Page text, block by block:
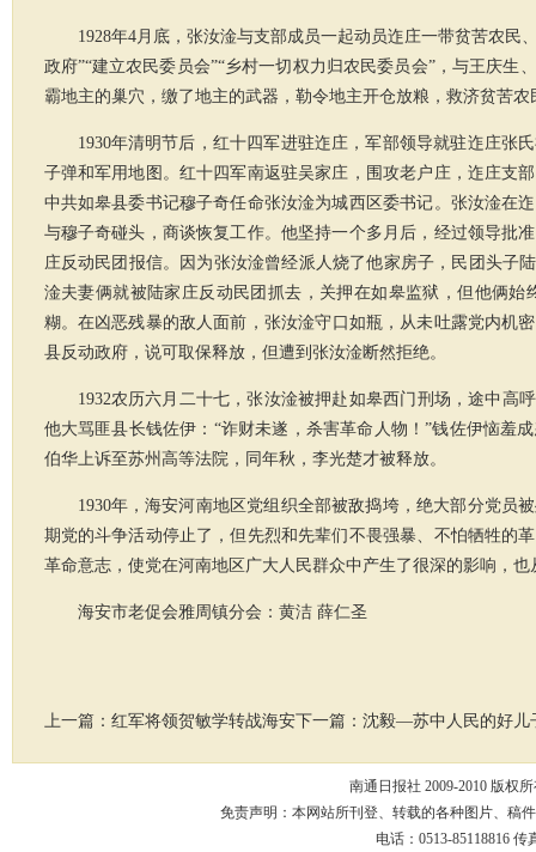
1928年4月底，张汝淦与支部成员一起动员迮庄一带贫苦农民
政府”“建立农民委员会”“乡村一切权力归农民委员会”，与王庆
霸地主的巢穴，缴了地主的武器，勒令地主开仓放粮，救济贫苦
1930年清明节后，红十四军进驻迮庄，军部领导就驻迮庄张
子弹和军用地图。红十四军南返驻吴家庄，围攻老户庄，迮庄支
中共如皋县委书记穆子奇任命张汝淦为城西区委书记。张汝淦在
与穆子奇碰头，商谈恢复工作。他坚持一个多月后，经过领导批
庄反动民团报信。因为张汝淦曾经派人烧了他家房子，民团头子
淦夫妻俩就被陆家庄反动民团抓去，关押在如皋监狱，但他俩
糊。在凶恶残暴的敌人面前，张汝淦守口如瓶，从未吐露党内机
县反动政府，说可取保释放，但遭到张汝淦断然拒绝。
1932农历六月二十七，张汝淦被押赴如皋西门刑场，途中高
他大骂匪县长钱佐伊：“诈财未遂，杀害革命人物！”钱佐伊恼羞
伯华上诉至苏州高等法院，同年秋，李光楚才被释放。
1930年，海安河南地区党组织全部被敌捣垮，绝大部分党员
期党的斗争活动停止了，但先烈和先辈们不畏强暴、不怕牺牲的
革命意志，使党在河南地区广大人民群众中产生了很深的影响，
海安市老促会雅周镇分会：黄洁 薛仁圣
上一篇： 红军将领贺敏学转战海安下一篇： 沈毅—苏中人民的好儿
南通日报社 2009-2010 版权
免责声明：本网站所刊登、转载的各种图片、稿
电话：0513-85118816 传